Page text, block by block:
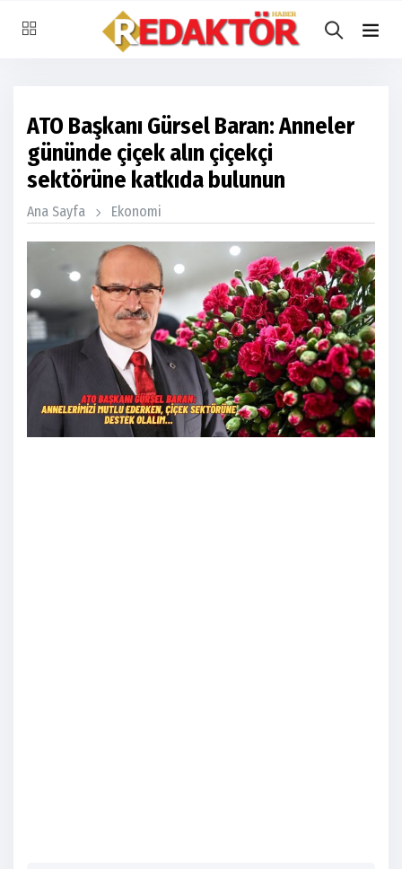
ATO Başkanı Gürsel Baran: Anneler
gününde çiçek alın çiçekçi
sektörüne katkıda bulunun
Ana Sayfa Ekonomi